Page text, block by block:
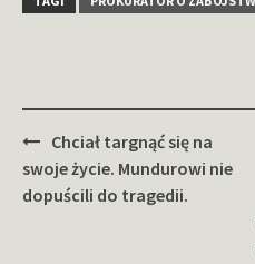
Zobacz
wpisy
Chciał targnąć się na
swoje życie. Mundurowi nie
dopuścili do tragedii.